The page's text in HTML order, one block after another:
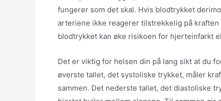
fungerer som det skal. Hvis blodtrykket
arteriene ikke reagerer tilstrekkelig på
blodtrykket kan øke risikoen for hjerteinfarkt
Det er viktig for helsen din på lang sikt at du
øverste tallet, det systoliske trykket, måler
sammen. Det nederste tallet, det diastoliske